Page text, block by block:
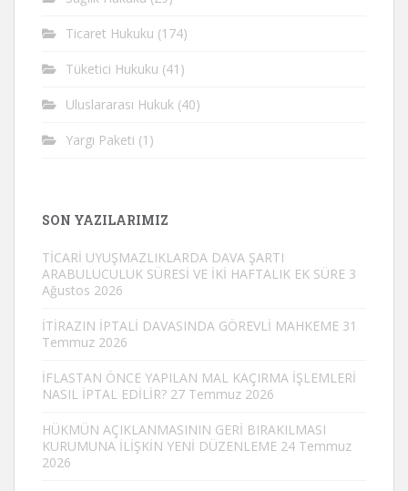
Ticaret Hukuku (174)
Tüketici Hukuku (41)
Uluslararası Hukuk (40)
Yargı Paketi (1)
SON YAZILARIMIZ
TİCARİ UYUŞMAZLIKLARDA DAVA ŞARTI
ARABULUCULUK SÜRESİ VE İKİ HAFTALIK EK SÜRE 3
Ağustos 2026
İTİRAZIN İPTALİ DAVASINDA GÖREVLİ MAHKEME 31
Temmuz 2026
İFLASTAN ÖNCE YAPILAN MAL KAÇIRMA İŞLEMLERİ
NASIL İPTAL EDİLİR? 27 Temmuz 2026
HÜKMÜN AÇIKLANMASININ GERİ BIRAKILMASI
KURUMUNA İLİŞKİN YENİ DÜZENLEME 24 Temmuz
2026